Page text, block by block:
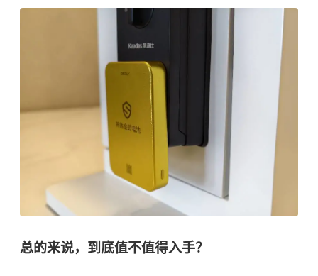
总的来说，到底值不值得入手？